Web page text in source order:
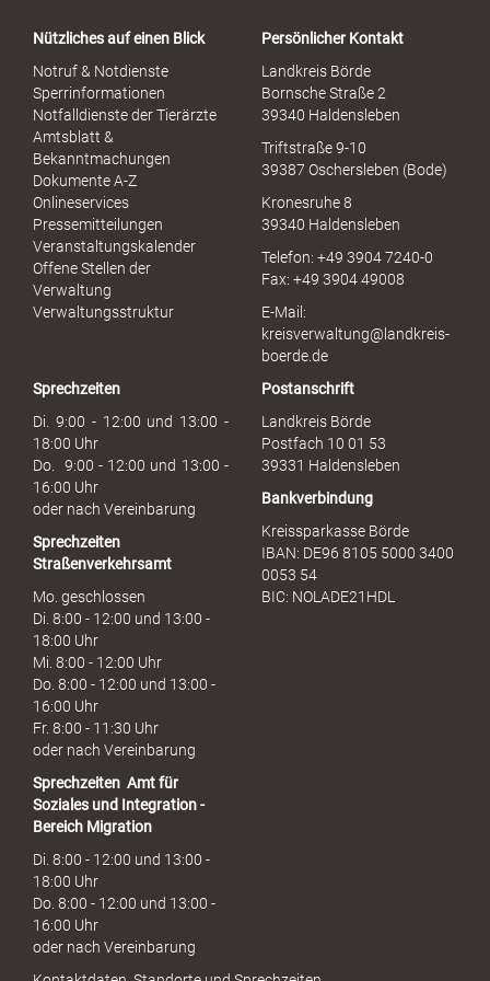
x
u
h
Nützliches auf einen Blick
Notruf & Notdienste
Sperrinformationen
Notfalldienste der Tierärzte
Amtsblatt &
Bekanntmachungen
Dokumente A-Z
Onlineservices
Pressemitteilungen
Veranstaltungskalender
Offene Stellen der
Verwaltung
Verwaltungsstruktur
Persönlicher Kontakt
Landkreis Börde
Bornsche Straße 2
39340 Haldensleben
Triftstraße 9-10
39387 Oschersleben (Bode)
Kronesruhe 8
39340 Haldensleben
Telefon: +49 3904 7240-0
Fax: +49 3904 49008
E-Mail:
kreisverwaltung@landkreis-
boerde.de
Sprechzeiten
Di. 9:00 - 12:00 und 13:00 -
18:00 Uhr
Do. 9:00 - 12:00 und 13:00 -
16:00 Uhr
oder nach Vereinbarung
Sprechzeiten
Straßenverkehrsamt
Mo. geschlossen
Di. 8:00 - 12:00 und 13:00 -
18:00 Uhr
Mi. 8:00 - 12:00 Uhr
Do. 8:00 - 12:00 und 13:00 -
16:00 Uhr
Fr. 8:00 - 11:30 Uhr
oder nach Vereinbarung
Sprechzeiten Amt für
Soziales und Integration -
Bereich Migration
Di. 8:00 - 12:00 und 13:00 -
18:00 Uhr
Do. 8:00 - 12:00 und 13:00 -
16:00 Uhr
oder nach Vereinbarung
Postanschrift
Landkreis Börde
Postfach 10 01 53
39331 Haldensleben
Bankverbindung
Kreissparkasse Börde
IBAN: DE96 8105 5000 3400
0053 54
BIC: NOLADE21HDL